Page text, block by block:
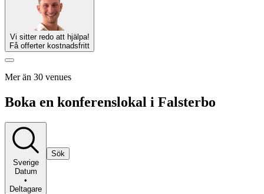
Vi sitter redo att hjälpa!
Få offerter kostnadsfritt
Mer än 30 venues
Boka en konferenslokal i Falsterbo
Sverige
Datum
•
Deltagare
Sök